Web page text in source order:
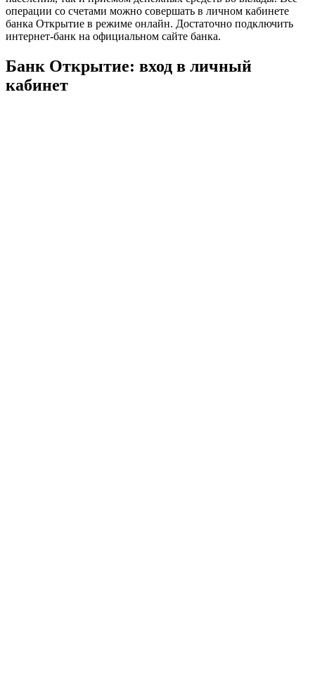
операции со счетами можно совершать в личном кабинете
банка Открытие в режиме онлайн. Достаточно подключить
интернет-банк на официальном сайте банка.
Банк Открытие: вход в личный
кабинет